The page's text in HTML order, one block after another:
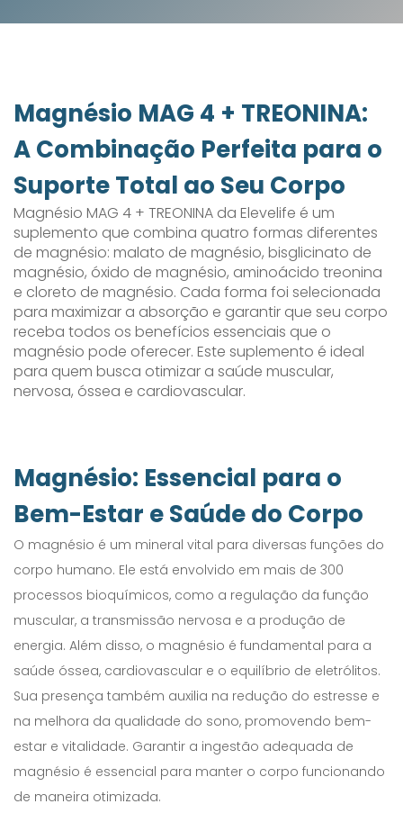
Magnésio MAG 4 + TREONINA:
A Combinação Perfeita para o
Suporte Total ao Seu Corpo
Magnésio MAG 4 + TREONINA da Elevelife é um
suplemento que combina quatro formas diferentes
de magnésio: malato de magnésio, bisglicinato de
magnésio, óxido de magnésio, aminoácido treonina
e cloreto de magnésio. Cada forma foi selecionada
para maximizar a absorção e garantir que seu corpo
receba todos os benefícios essenciais que o
magnésio pode oferecer. Este suplemento é ideal
para quem busca otimizar a saúde muscular,
nervosa, óssea e cardiovascular.
Magnésio: Essencial para o
Bem-Estar e Saúde do Corpo
O magnésio é um mineral vital para diversas funções do
corpo humano. Ele está envolvido em mais de 300
processos bioquímicos, como a regulação da função
muscular, a transmissão nervosa e a produção de
energia. Além disso, o magnésio é fundamental para a
saúde óssea, cardiovascular e o equilíbrio de eletrólitos.
Sua presença também auxilia na redução do estresse e
na melhora da qualidade do sono, promovendo bem-
estar e vitalidade. Garantir a ingestão adequada de
magnésio é essencial para manter o corpo funcionando
de maneira otimizada.